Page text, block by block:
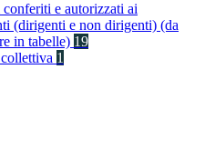
e autorizzati ai
(dirigenti e non dirigenti) (da
in tabelle) 19
1